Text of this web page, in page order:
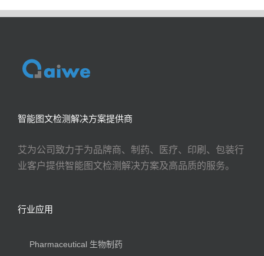
智能图文检测解决方案提供商
艾为公司致力于为品牌商、制药、医疗、印刷、包装行
业客户提供智能图文检测解决方案及高品质的服务。
行业应用
Pharmaceutical 生物制药